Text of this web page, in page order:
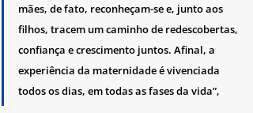
mães, de fato, reconheçam-se e, junto aos
filhos, tracem um caminho de redescobertas,
confiança e crescimento juntos. Afinal, a
experiência da maternidade é vivenciada
todos os dias, em todas as fases da vida”,